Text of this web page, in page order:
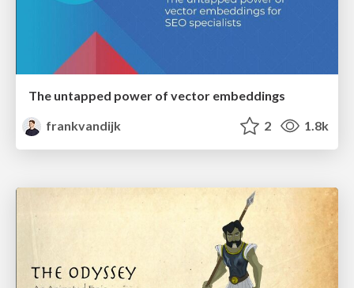
The untapped power of vector embeddings
frankvandijk
2 1.8k